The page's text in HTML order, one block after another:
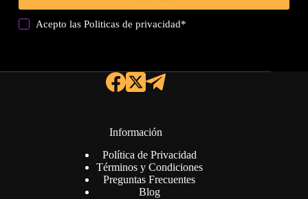
Acepto lasPoliticas de privacidad*
Información
Política de Privacidad
Términos y Condiciones
Preguntas Frecuentes
Blog